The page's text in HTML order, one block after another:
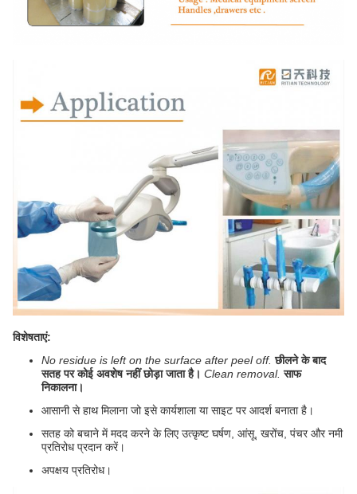
विशेषताएं:
No residue is left on the surface after peel off. छीलने के बाद
सतह पर कोई अवशेष नहीं छोड़ा जाता है। Clean removal. साफ
निकालना।
आसानी से हाथ मिलाना जो इसे कार्यशाला या साइट पर आदर्श बनाता है।
सतह को बचाने में मदद करने के लिए उत्कृष्ट घर्षण, आंसू, खरोंच, पंचर और नमी
प्रतिरोध प्रदान करें।
अपक्षय प्रतिरोध।